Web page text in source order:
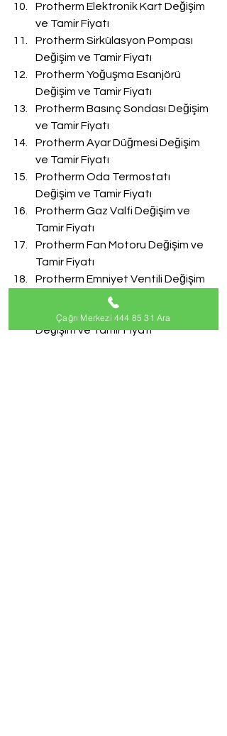
Protherm Elektronik Kart Değişim
ve Tamir Fiyatı
Protherm Sirkülasyon Pompası
Değişim ve Tamir Fiyatı
Protherm Yoğuşma Esanjörü
Değişim ve Tamir Fiyatı
Protherm Basınç Sondası Değişim
ve Tamir Fiyatı
Protherm Ayar Düğmesi Değişim
ve Tamir Fiyatı
Protherm Oda Termostatı
Değişim ve Tamir Fiyatı
Protherm Gaz Valfi Değişim ve
Tamir Fiyatı
Protherm Fan Motoru Değişim ve
Tamir Fiyatı
Protherm Emniyet Ventili Değişim
ve Tamir Fiyatı
Protherm Doldurma Musluğu
Değişim ve Tamir Fiyatı
Çağrı Merkezi 444 85 31 Ara